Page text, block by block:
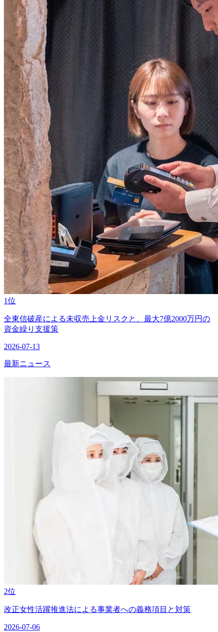
1位
全東信破産による未収売上金リスクと、最大7億2000万円の
資金繰り支援策
2026-07-13
最新ニュース
2位
改正女性活躍推進法による事業者への義務項目と対策
2026-07-06